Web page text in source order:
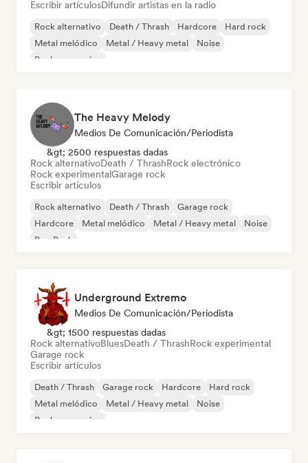
Escribir artículosDifundir artistas en la radio
Rock alternativo Death / Thrash Hardcore
Hard rock
Metal melódico
Metal / Heavy metal
Noise
Rock progresivo
The Heavy Melody
Medios De Comunicación/Periodista
&gt; 2500 respuestas dadas
Rock alternativoDeath / ThrashRock electrónico
Rock experimentalGarage rock
Escribir artículos
Rock alternativo Death / Thrash
Garage rock
Hardcore
Metal melódico Metal / Heavy metal
Noise
Pop Punk
Underground Extremo
Medios De Comunicación/Periodista
&gt; 1500 respuestas dadas
Rock alternativoBluesDeath / ThrashRock experimental
Garage rock
Escribir artículos
Death / Thrash Garage rock Hardcore
Hard rock
Metal melódico
Metal / Heavy metal
Noise
Rock progresivo